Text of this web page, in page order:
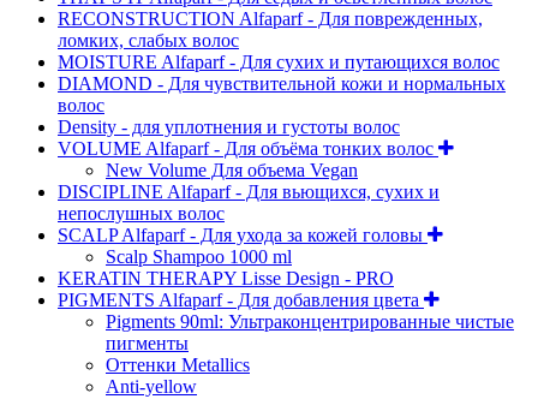
RECONSTRUCTION Alfaparf - Для поврежденных,
ломких, слабых волос
MOISTURE Alfaparf - Для сухих и путающихся волос
DIAMOND - Для чувствительной кожи и нормальных
волос
Density - для уплотнения и густоты волос
VOLUME Alfaparf - Для объёма тонких волос
New Volume Для объема Vegan
DISCIPLINE Alfaparf - Для вьющихся, сухих и
непослушных волос
SCALP Alfaparf - Для ухода за кожей головы
Scalp Shampoo 1000 ml
KERATIN THERAPY Lisse Design - PRO
PIGMENTS Alfaparf - Для добавления цвета
Pigments 90ml: Ультраконцентрированные чистые
пигменты
Оттенки Metallics
Anti-yellow